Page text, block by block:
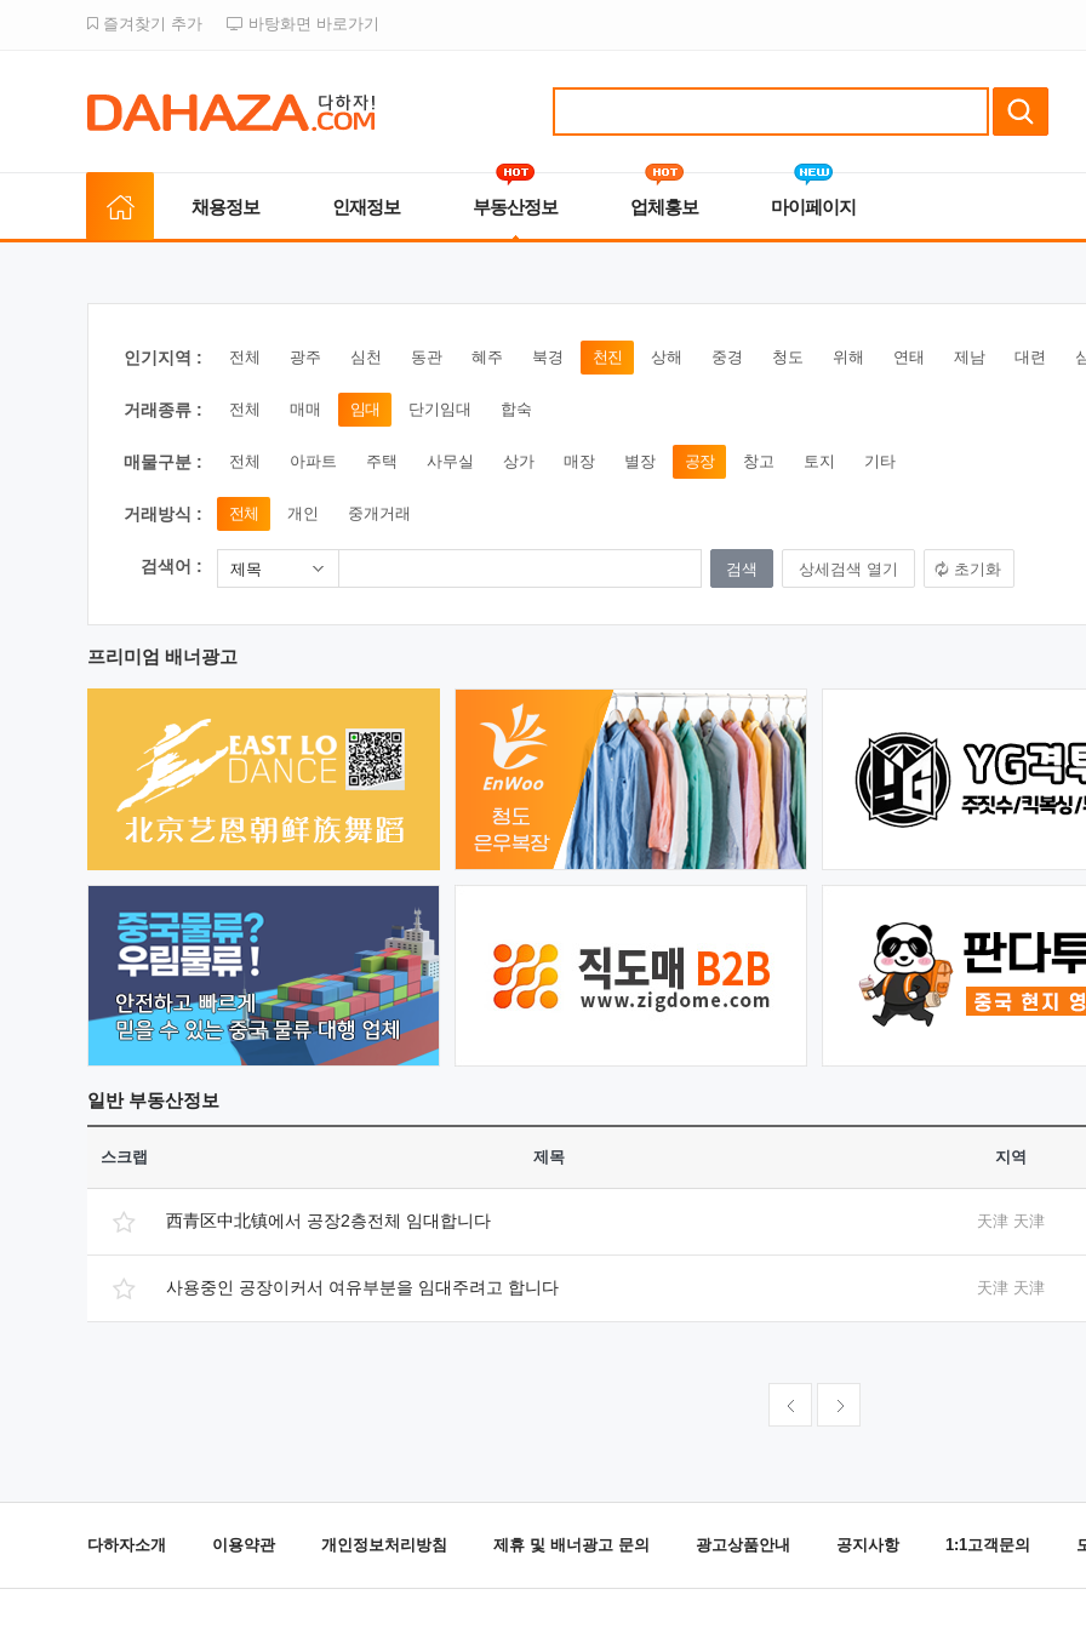
즐겨찾기 추가 바탕화면 바로가기
채용정보 인재정보 부동산정보 업체홍보 마이페이지
인기지역 : 전체 광주 심천 동관 혜주 북경 천진 상해 중경 청도 위해 연태 제남 대련
거래종류 : 전체 매매 임대 단기임대 합숙
매물구분 : 전체 아파트 주택 사무실 상가 매장 별장 공장 창고 토지 기타
거래방식 : 전체 개인 중개거래
검색어 : 제목 상세검색 열기 초기화
프리미엄 배너광고
일반부동산정보
스크랩 제목 지역
西青区中北镇에서 공장2층전체 임대합니다 天津 天津
사용중인 공장이커서 여유부분을 임대주려고 합니다 天津 天津
다하자소개 이용약관 개인정보처리방침 제휴 및 배너광고 문의 광고상품안내 공지사항 1:1고객문의